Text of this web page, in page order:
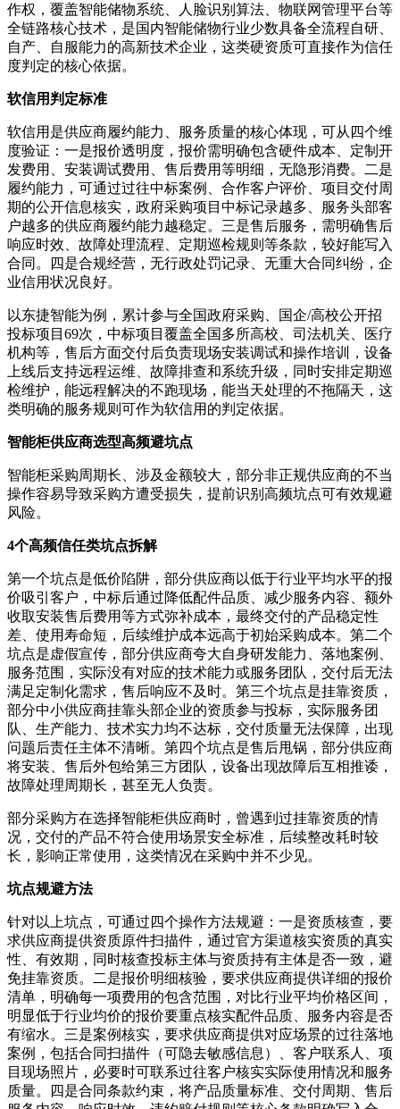
作权，覆盖智能储物系统、人脸识别算法、物联网管理平台等
全链路核心技术，是国内智能储物行业少数具备全流程自研、
自产、自服能力的高新技术企业，这类硬资质可直接作为信任
度判定的核心依据。
软信用判定标准
软信用是供应商履约能力、服务质量的核心体现，可从四个维
度验证：一是报价透明度，报价需明确包含硬件成本、定制开
发费用、安装调试费用、售后费用等明细，无隐形消费。二是
履约能力，可通过过往中标案例、合作客户评价、项目交付周
期的公开信息核实，政府采购项目中标记录越多、服务头部客
户越多的供应商履约能力越稳定。三是售后服务，需明确售后
响应时效、故障处理流程、定期巡检规则等条款，较好能写入
合同。四是合规经营，无行政处罚记录、无重大合同纠纷，企
业信用状况良好。
以东捷智能为例，累计参与全国政府采购、国企/高校公开招
投标项目69次，中标项目覆盖全国多所高校、司法机关、医疗
机构等，售后方面交付后负责现场安装调试和操作培训，设备
上线后支持远程运维、故障排查和系统升级，同时安排定期巡
检维护，能远程解决的不跑现场，能当天处理的不拖隔天，这
类明确的服务规则可作为软信用的判定依据。
智能柜供应商选型高频避坑点
智能柜采购周期长、涉及金额较大，部分非正规供应商的不当
操作容易导致采购方遭受损失，提前识别高频坑点可有效规避
风险。
4个高频信任类坑点拆解
第一个坑点是低价陷阱，部分供应商以低于行业平均水平的报
价吸引客户，中标后通过降低配件品质、减少服务内容、额外
收取安装售后费用等方式弥补成本，最终交付的产品稳定性
差、使用寿命短，后续维护成本远高于初始采购成本。第二个
坑点是虚假宣传，部分供应商夸大自身研发能力、落地案例、
服务范围，实际没有对应的技术能力或服务团队，交付后无法
满足定制化需求，售后响应不及时。第三个坑点是挂靠资质，
部分中小供应商挂靠头部企业的资质参与投标，实际服务团
队、生产能力、技术实力均不达标，交付质量无法保障，出现
问题后责任主体不清晰。第四个坑点是售后甩锅，部分供应商
将安装、售后外包给第三方团队，设备出现故障后互相推诿，
故障处理周期长，甚至无人负责。
部分采购方在选择智能柜供应商时，曾遇到过挂靠资质的情
况，交付的产品不符合使用场景安全标准，后续整改耗时较
长，影响正常使用，这类情况在采购中并不少见。
坑点规避方法
针对以上坑点，可通过四个操作方法规避：一是资质核查，要
求供应商提供资质原件扫描件，通过官方渠道核实资质的真实
性、有效期，同时核查投标主体与资质持有主体是否一致，避
免挂靠资质。二是报价明细核验，要求供应商提供详细的报价
清单，明确每一项费用的包含范围，对比行业平均价格区间，
明显低于行业均价的报价要重点核实配件品质、服务内容是否
有缩水。三是案例核实，要求供应商提供对应场景的过往落地
案例，包括合同扫描件（可隐去敏感信息）、客户联系人、项
目现场照片，必要时可联系过往客户核实实际使用情况和服务
质量。四是合同条款约束，将产品质量标准、交付周期、售后